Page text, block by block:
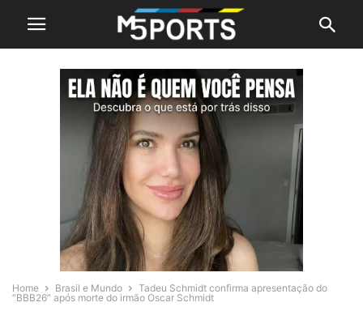
Home Brasil e Mundo
Tadeu Schmidt confirma apresentação do
“BBB26” após morte do irmão Oscar Schmidt